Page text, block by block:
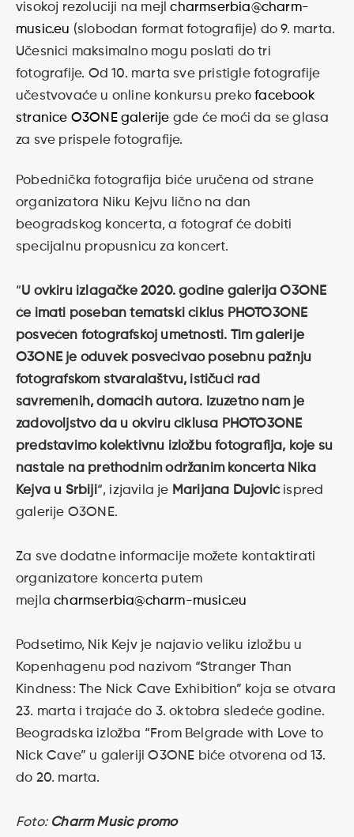
visokoj rezoluciji na mejlcharmserbia@charm-
music.eu (slobodan format fotografije) do 9. marta.
Učesnici maksimalno mogu poslati do tri
fotografije. Od 10. marta sve pristigle fotografije
učestvovaće u online konkursu prekofacebook
stranice O3ONE galerije gde će moći da se glasa
za sve prispele fotografije.
Pobednička fotografija biće uručena od strane
organizatora Niku Kejvu lično na dan
beogradskog koncerta, a fotograf će dobiti
specijalnu propusnicu za koncert.
“U ovkiru izlagačke 2020. godine galerija O3ONE
će imati poseban tematski ciklus PHOTO3ONE
posvećen fotografskoj umetnosti. Tim galerije
O3ONE je oduvek posvećivao posebnu pažnju
fotografskom stvaralaštvu, ističući rad
savremenih, domaćih autora. Izuzetno nam je
zadovoljstvo da u okviru ciklusa PHOTO3ONE
predstavimo kolektivnu izložbu fotografija, koje su
nastale na prethodnim održanim koncerta Nika
Kejva u Srbiji“, izjavila je Marijana Dujovićispred
galerije O3ONE.
Za sve dodatne informacije možete kontaktirati
organizatore koncerta putem
mejlacharmserbia@charm-music.eu
Podsetimo, Nik Kejv je najavio veliku izložbu u
Kopenhagenu pod nazivom “Stranger Than
Kindness: The Nick Cave Exhibition” koja se otvara
23. marta i trajaće do 3. oktobra sledeće godine.
Beogradska izložba “From Belgrade with Love to
Nick Cave” u galeriji O3ONE biće otvorena od 13.
do 20. marta.
Foto: Charm Music promo